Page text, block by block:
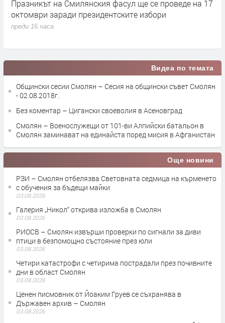
Празникът на Смилянския фасул ще се проведе на 17
октомври заради президентските избори
преди 16 часа
Видеа по темата
Общински сесии Смолян – Сесия на общински съвет Смолян
- 02.08.2018г.
Без коментар – Цигански своеволия в Асеновград
Смолян – Военослужещи от 101-ви Алпийски батальон в
Смолян заминават на единайста поред мисия в Афганистан
Още новини
РЗИ – Смолян отбелязва Световната седмица на кърменето
с обучения за бъдещи майки
03.08.2026
Галерия „Никол“ открива изложба в Смолян
03.08.2026
РИОСВ – Смолян извърши проверки по сигнали за диви
птици в безпомощно състояние през юли
03.08.2026
Четири катастрофи с четирима пострадали през почивните
дни в област Смолян
03.08.2026
Ценен писмовник от Йоаким Груев се съхранява в
Държавен архив – Смолян
03.08.2026